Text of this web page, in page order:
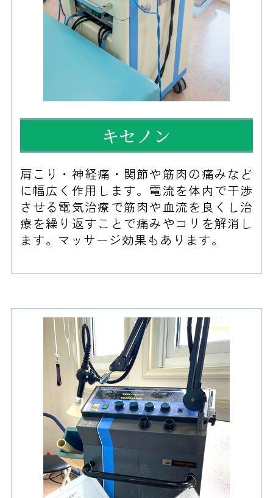
キセノン
肩こり・神経痛・関節や筋肉の痛みなど
に幅広く作用します。電流を体内で干渉
させる電気治療で筋肉や血流を良くし治
療を繰り返すことで痛みやコリを解消し
ます。マッサージ効果もあります。